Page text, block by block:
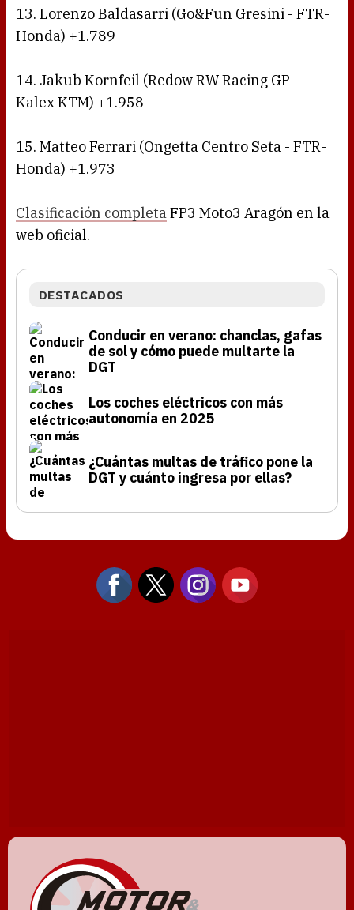
13. Lorenzo Baldasarri (Go&Fun Gresini - FTR-
Honda) +1.789
14. Jakub Kornfeil (Redow RW Racing GP -
Kalex KTM) +1.958
15. Matteo Ferrari (Ongetta Centro Seta - FTR-
Honda) +1.973
Clasificación completaFP3 Moto3 Aragón en la
web oficial.
DESTACADOS
Conducir en verano: chanclas, gafas
de sol y cómo puede multarte la
DGT
Los coches eléctricos con más
autonomía en 2025
¿Cuántas multas de tráfico pone la
DGT y cuánto ingresa por ellas?